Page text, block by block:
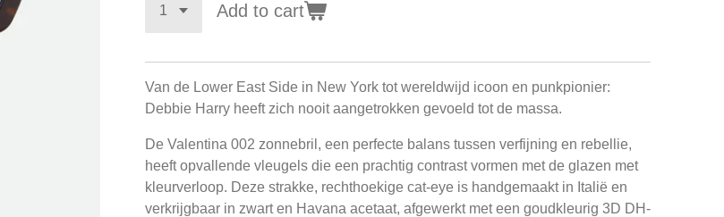
Add to cart
Van de Lower East Side in New York tot wereldwijd icoon en punkpionier:
Debbie Harry heeft zich nooit aangetrokken gevoeld tot de massa.
De Valentina 002 zonnebril, een perfecte balans tussen verfijning en rebellie,
heeft opvallende vleugels die een prachtig contrast vormen met de glazen met
kleurverloop. Deze strakke, rechthoekige cat-eye is handgemaakt in Italië en
verkrijgbaar in zwart en Havana acetaat, afgewerkt met een goudkleurig 3D DH-